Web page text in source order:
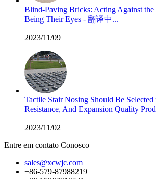
Blind-Paving Bricks: Acting Against
Being Their Eyes - 翻译中...
2023/11/09
Tactile Stair Nosing Should Be
Resistance, And Expansion Quality
2023/11/02
Entre em contato Conosco
sales@xcwjc.com
+86-579-87988219